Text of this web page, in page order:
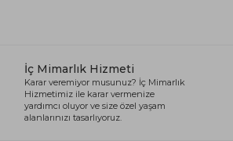
İç Mimarlık Hizmeti
Karar veremiyor musunuz? İç Mimarlık
Hizmetimiz ile karar vermenize
yardımcı oluyor ve size özel yaşam
alanlarınızı tasarlıyoruz.